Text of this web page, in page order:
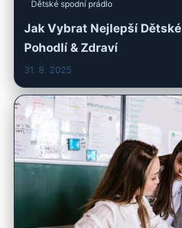
Dětské spodní prádlo
Jak Vybrat Nejlepší
Pohodlí & Zdraví
31. 8. 2025